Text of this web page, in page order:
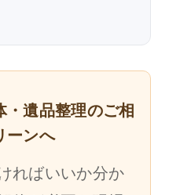
・遺品整理のご相
ーンへ
ればいいか分か